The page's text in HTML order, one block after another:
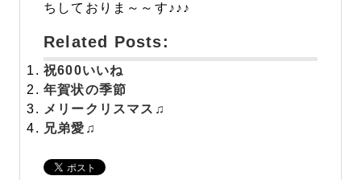
ちしておりま～～す♪♪♪
Related Posts:
祝600いいね
年賀状の季節
メリークリスマス♫
兄弟愛♫